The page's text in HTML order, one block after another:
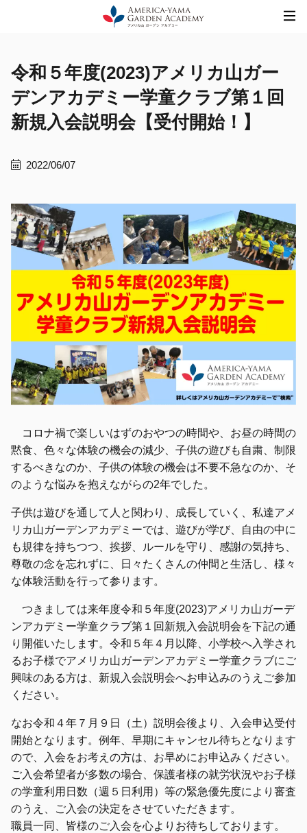
令和５年度(2023)アメリカ山ガー
デンアカデミー学童クラブ第１回
新規入会説明会【受付開始！】
2022/06/07
コロナ禍で楽しいはずのおやつの時間や、お昼の時間の
黙食、色々な体験の機会の減少、子供の遊びも自粛、制限
するべきなのか、子供の体験の機会は不要不急なのか、そ
のような悩みを抱えながらの2年でした。
子供は遊びを通して人と関わり、成長していく、私達アメ
リカ山ガーデンアカデミーでは、遊びが学び、自由の中に
も規律を持ちつつ、挨拶、ルールを守り、感謝の気持ち、
尊敬の念を忘れずに、日々たくさんの仲間と生活し、様々
な体験活動を行って参ります。
つきましては来年度令和５年度(2023)アメリカ山ガーデ
ンアカデミー学童クラブ第１回新規入会説明会を下記の通
り開催いたします。令和５年４月以降、小学校へ入学され
るお子様でアメリカ山ガーデンアカデミー学童クラブにご
興味のある方は、新規入会説明会へお申込みのうえご参加
ください。
なお令和４年７月９日（土）説明会後より、入会申込受付
開始となります。例年、早期にキャンセル待ちとなります
ので、入会をお考えの方は、お早めにお申込みください。
ご入会希望者が多数の場合、保護者様の就労状況やお子様
の学童利用日数（週５日利用）等の緊急優先度により審査
のうえ、ご入会の決定をさせていただきます。
職員一同、皆様のご入会を心よりお待ちしております。